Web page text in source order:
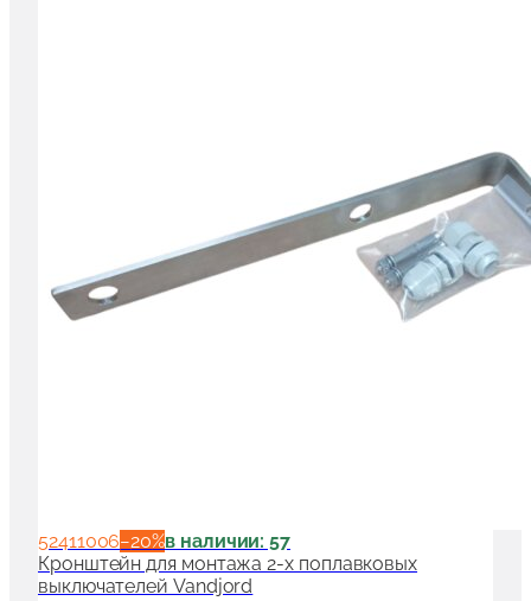
52411006−20%в наличии: 57
Кронштейн для монтажа 2-х поплавковых
выключателей Vandjord